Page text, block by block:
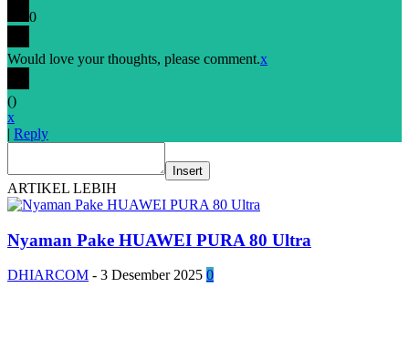
0
Would love your thoughts, please comment.x
()
x
| Reply
Insert
ARTIKEL LEBIH
Nyaman Pake HUAWEI PURA 80 Ultra
DHIARCOM - 3 Desember 2025 0